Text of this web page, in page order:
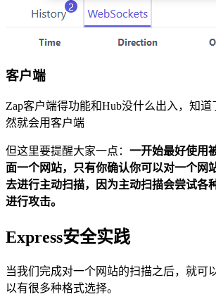
客户端
Zap客户端得功能和Hub没什么出入，知道
然就会用客户端
但这里要提醒大家一点： 一开始最好使用
面一个网站，只有你确认你可以对一个网
去进行主动扫描，因为主动扫描会尝试各
进行攻击。
Express安全实践
当我们完成对一个网站的扫描之后，就可
以有很多种格式选择。